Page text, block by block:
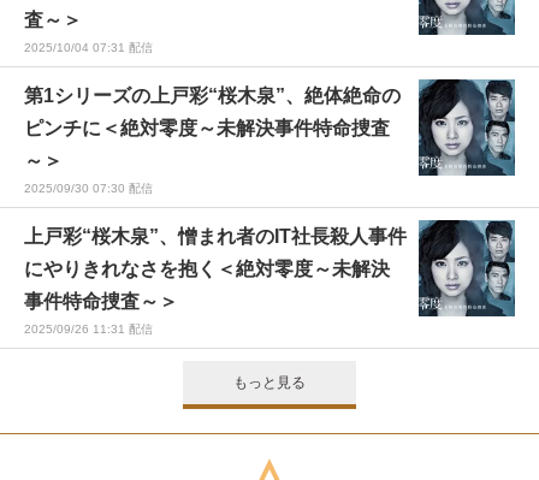
査～＞
2025/10/04 07:31 配信
第1シリーズの上戸彩“桜木泉”、絶体絶命の
ピンチに＜絶対零度～未解決事件特命捜査
～＞
2025/09/30 07:30 配信
上戸彩“桜木泉”、憎まれ者のIT社長殺人事件
にやりきれなさを抱く＜絶対零度～未解決
事件特命捜査～＞
2025/09/26 11:31 配信
もっと見る